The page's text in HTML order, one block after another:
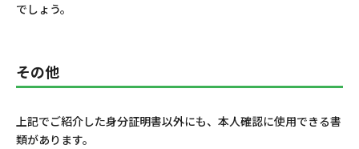
でしょう。
その他
上記でご紹介した身分証明書以外にも、本人確認に使用できる書
類があります。